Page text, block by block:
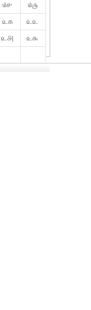
௰௪
௰௫
௨௧
௨௨
௨௮
௨௯